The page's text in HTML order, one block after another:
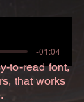
-01:04
to-read font,
that works